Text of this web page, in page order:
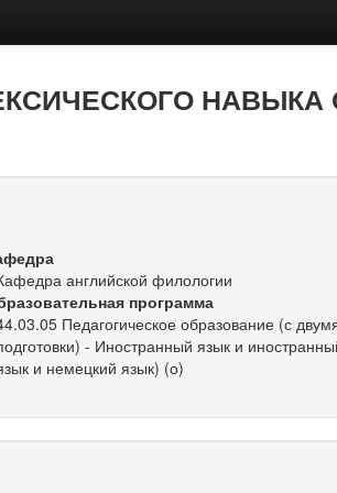
английской филологии
программа
Педагогическое образование (с
- Иностранный язык и
и немецкий язык) (о)